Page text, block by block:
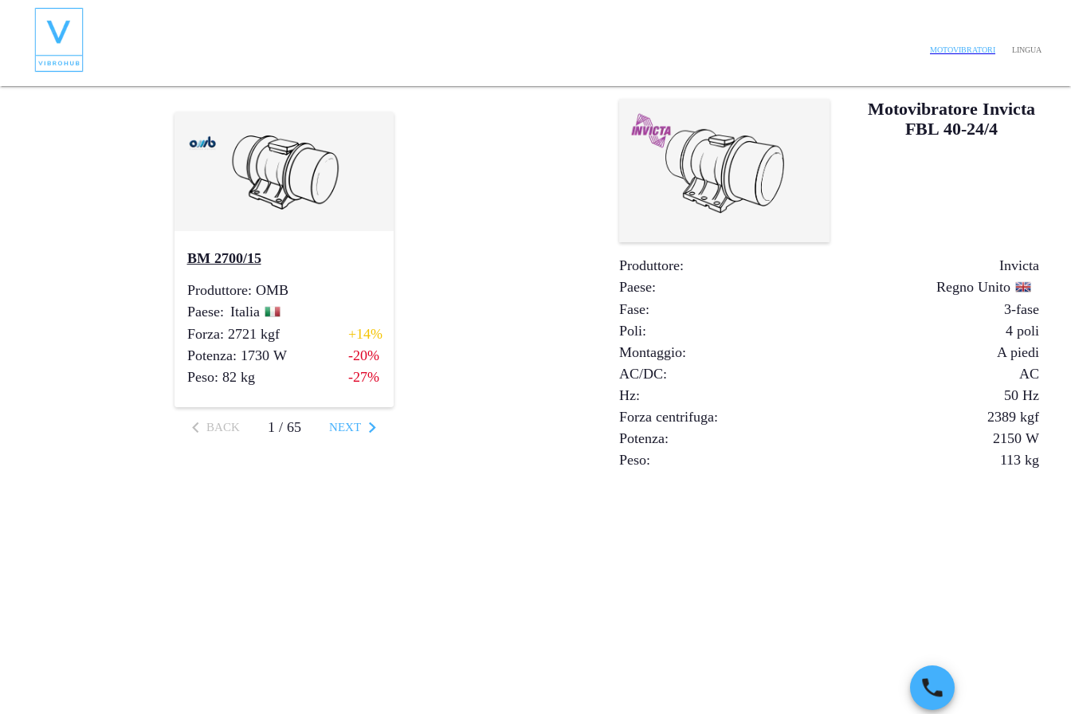
MOTOVIBRATORI LINGUA
Motovibratore Invicta
FBL 40-24/4
Produttore:
Invicta
Paese:
Regno Unito
Fase:
3-fase
Poli:
4 poli
Montaggio:
A piedi
AC/DC:
AC
Hz:
50 Hz
Forza centrifuga: 2389 kgf
Potenza: 2150 W
Peso: 113 kg
BM 2700/15
Produttore: OMB
Paese: Italia
Forza: 2721 kgf
+14%
Potenza: 1730 W
-20%
Peso: 82 kg -27%
BACK 1 /65 NEXT